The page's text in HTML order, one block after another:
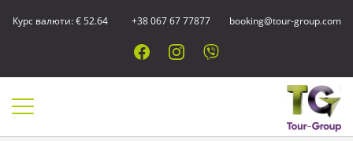
Курс валюти: € 52.64 +38 067 67 77877 booking@tour-group.com